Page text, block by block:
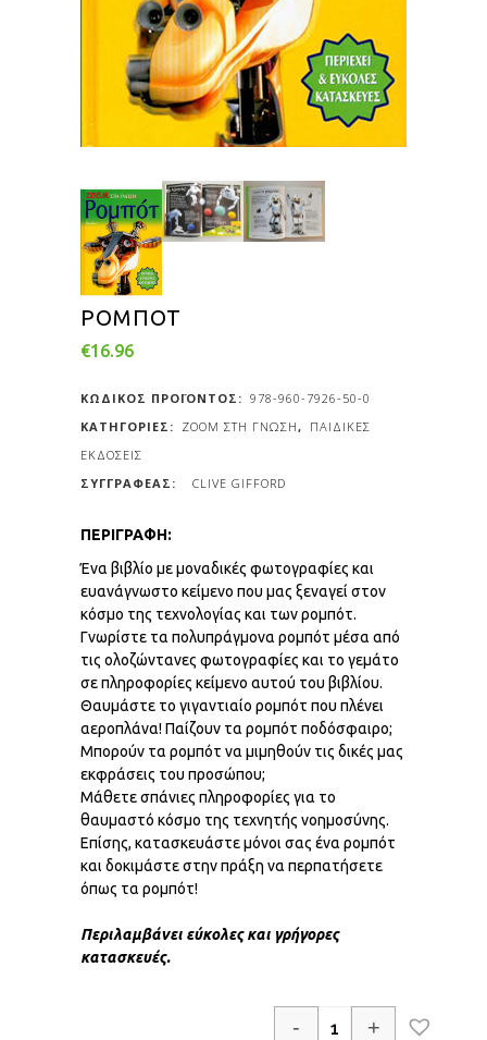
ΡΟΜΠΟΤ
€16.96
ΚΩΔΙΚΟΣ ΠΡΟΪΟΝΤΟΣ: 978-960-7926-50-0
ΚΑΤΗΓΟΡΙΕΣ: ΖΟΟΜ ΣΤΗ ΓΝΩΣΗ, ΠΑΙΔΙΚΕΣ
ΕΚΔΟΣΕΙΣ
CLIVE GIFFORD
ΠΕΡΙΓΡΑΦΗ:
Ένα βιβλίο με μοναδικές φωτογραφίες και
ευανάγνωστο κείμενο που μας ξεναγεί στον
κόσμο της τεχνολογίας και των ρομπότ.
Γνωρίστε τα πολυπράγμονα ρομπότ μέσα από
τις ολοζώντανες φωτογραφίες και το γεμάτο
σε πληροφορίες κείμενο αυτού του βιβλίου.
Θαυμάστε το γιγαντιαίο ρομπότ που πλένει
αεροπλάνα! Παίζουν τα ρομπότ ποδόσφαιρο;
Μπορούν τα ρομπότ να μιμηθούν τις δικές μας
εκφράσεις του προσώπου;
Μάθετε σπάνιες πληροφορίες για το
θαυμαστό κόσμο της τεχνητής νοημοσύνης.
Επίσης, κατασκευάστε μόνοι σας ένα ρομπότ
και δοκιμάστε στην πράξη να περπατήσετε
όπως τα ρομπότ!
Περιλαμβάνει εύκολες και γρήγορες
κατασκευές.
- +